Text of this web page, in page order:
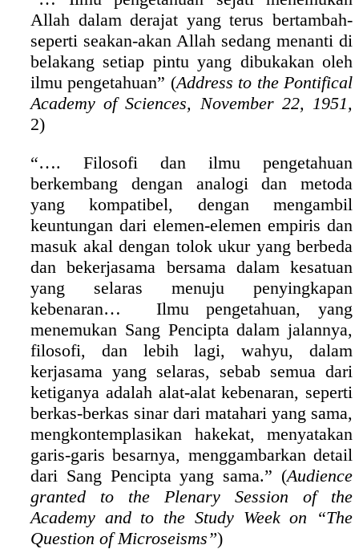
Allah dalam derajat yang terus bertambah-
seperti seakan-akan Allah sedang menanti di
belakang setiap pintu yang dibukakan oleh
ilmu pengetahuan” (Address to the Pontifical
Academy of Sciences, November 22, 1951,
2)
“…. Filosofi dan ilmu pengetahuan
berkembang dengan analogi dan metoda
yang kompatibel, dengan mengambil
keuntungan dari elemen-elemen empiris dan
masuk akal dengan tolok ukur yang berbeda
dan bekerjasama bersama dalam kesatuan
yang selaras menuju penyingkapan
kebenaran… Ilmu pengetahuan, yang
menemukan Sang Pencipta dalam jalannya,
filosofi, dan lebih lagi, wahyu, dalam
kerjasama yang selaras, sebab semua dari
ketiganya adalah alat-alat kebenaran, seperti
berkas-berkas sinar dari matahari yang sama,
mengkontemplasikan hakekat, menyatakan
garis-garis besarnya, menggambarkan detail
dari Sang Pencipta yang sama.” (Audience
granted to the Plenary Session of the
Academy and to the Study Week on “The
Question of Microseisms”)